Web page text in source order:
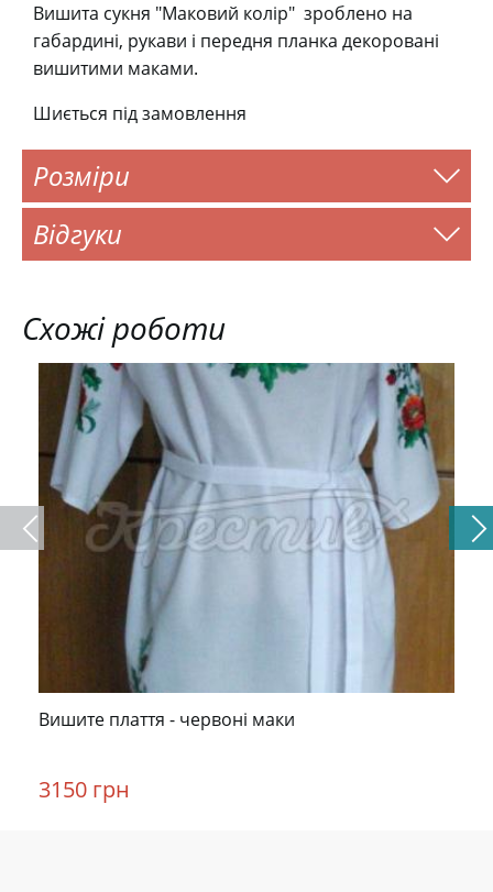
Вишита сукня "Маковий колір" зроблено на
габардині, рукави і передня планка декоровані
вишитими маками.
Шиється під замовлення
Розміри
Відгуки
Схожі роботи
Вишите плаття - червоні маки
3150 грн